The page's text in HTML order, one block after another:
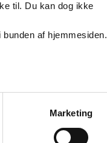
til. Du kan dog ikke
af hjemmesiden.
Marketing